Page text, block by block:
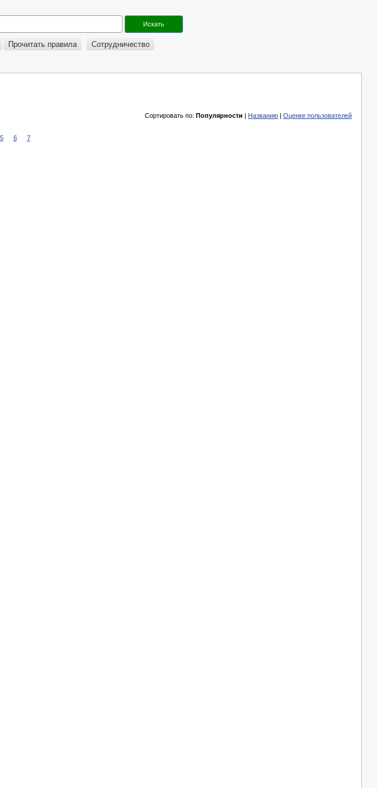
Прочитать правила Сотрудничество
Сортировать по: Популярности | Названию | Оценке пользователей
5 6 7